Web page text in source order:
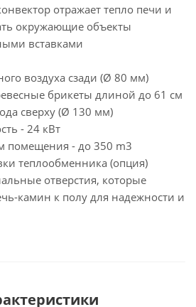
отражает тепло печи и
окружающие объекты
вставками
воздуха сзади (Ø 80 мм)
брикеты длиной до 61 см
сверху (Ø 130 мм)
- 24 кВт
помещения - до 350 m3
теплообменника (опция)
отверстия, которые
камин к полу для надежности и